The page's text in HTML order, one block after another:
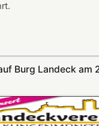
Burg Landeck am